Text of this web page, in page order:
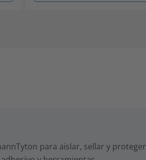
para aislar, sellar y proteger